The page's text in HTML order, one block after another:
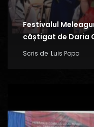
Festivalul
câștigat de Daria
Scris de Luis Popa